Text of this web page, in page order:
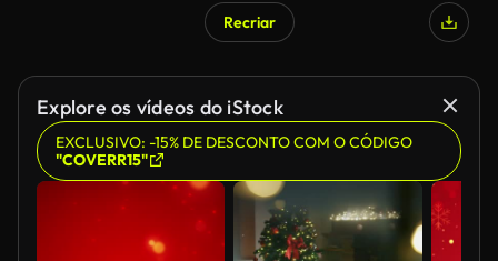
Recriar
Explore os vídeos do iStock
EXCLUSIVO: -15% DE DESCONTO COM O CÓDIGO
"COVERR15"